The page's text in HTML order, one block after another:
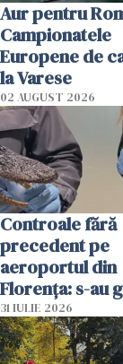
Aur pentru
Campionatele
Europene de
la Varese
02 AUGUST 2026
Controale fără
precedent pe
aeroportul din
Florența: s-au
capete de
sumă imensă
31 IULIE 2026